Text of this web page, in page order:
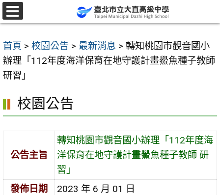
跳
至
要
內
容
首頁 > 校園公告 > 最新消息 > 轉知桃園市觀音國小
辦理「112年度海洋保育在地守護計畫鱟魚種子教師
研習」
校園公告
公告主旨
轉知桃園市觀音國小辦理「112年度海
洋保育在地守護計畫鱟魚種子教師 研
習」
發佈日期
2023 年 6 月 01 日
選
單